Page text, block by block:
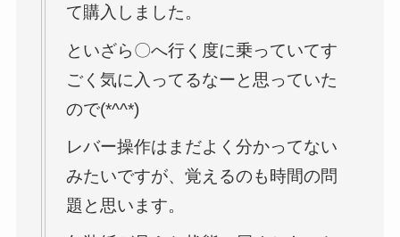
て購入しました。
といざら〇へ行く度に乗っていてす
ごく気に入ってるなーと思っていた
ので(*^^*)
レバー操作はまだよく分かってない
みたいですが、覚えるのも時間の問
題と思います。